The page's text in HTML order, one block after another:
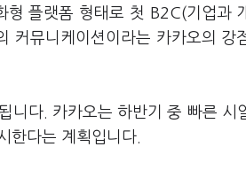
형 플랫폼 형태로 첫 B2C(기업과
커뮤니케이션이라는 카카오의 강
니다. 카카오는 하반기 중 빠른 시
한다는 계획입니다